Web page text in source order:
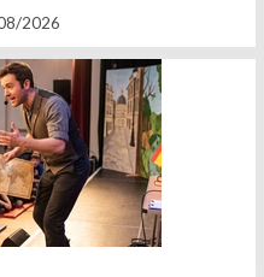
2026